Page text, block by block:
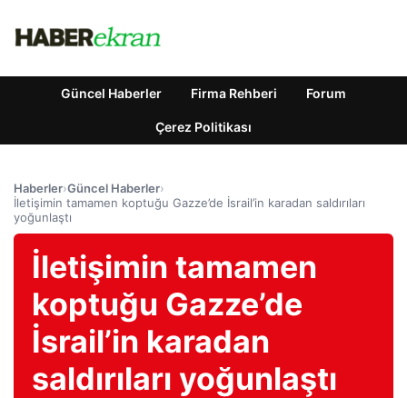
Güncel Haberler Firma Rehberi Forum
Çerez Politikası
Haberler›Güncel Haberler›
İletişimin tamamen koptuğu Gazze’de İsrail’in karadan saldırıları
yoğunlaştı
İletişimin tamamen
koptuğu Gazze’de
İsrail’in karadan
saldırıları yoğunlaştı